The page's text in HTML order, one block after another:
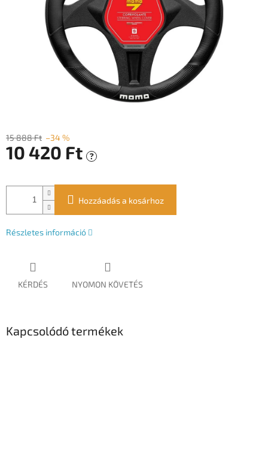
15 888 Ft –34 %
10 420 Ft ?
Hozzáadás a kosárhoz
Részletes információ
KÉRDÉS NYOMON KÖVETÉS
Kapcsolódó termékek